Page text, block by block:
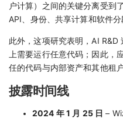
户计算）之间的关键分离受到
API、身份、共享计算和软件
此外，这项研究表明，AI
上需要运行任意代码；因此，
任的代码与内部资产和其他租
披露时间线
2024 年 1 月 25 日 –